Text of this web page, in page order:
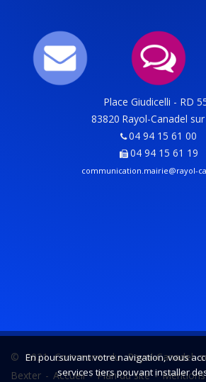
Place Giudicelli - RD
83820 Rayol-Canadel
04 94 15 61 00
04 94 15 61 19
communication.mairie@rayol-
© 2021 Commune du Rayol-
Bexter - Accueil-Plan du site-Mentions
En poursuivant votre navigation, vous
services tiers pouvant installer